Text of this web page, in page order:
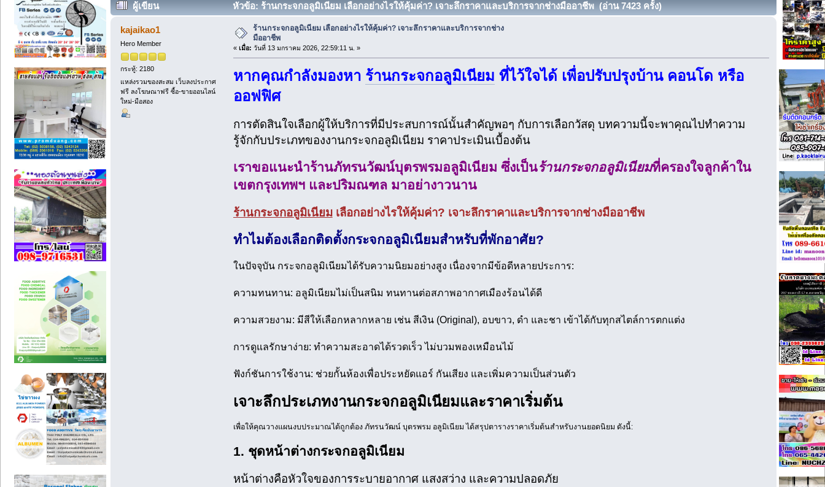
ผู้เขียน หัวข้อ: ร้านกระจกอลูมิเนียม เลือกอย่างไรให้คุ้มค่า? เจาะลึกราคาและบริการจากช่างมืออาชีพ (อ่าน 7423 ครั้ง)
kajaikao1
Hero Member
กระทู้: 2180
แหล่งรวมของสะสม เว็บลงประกาศ
ฟรี ลงโฆษณาฟรี ซื้อ-ขายออนไลน์
ใหม่-มือสอง
ร้านกระจกอลูมิเนียม เลือกอย่างไรให้คุ้มค่า? เจาะลึกราคาและบริการจากช่าง
มืออาชีพ
« เมื่อ: วันที่ 13 มกราคม 2026, 22:59:11 น. »
หากคุณกำลังมองหา ร้านกระจกอลูมิเนียม ที่ไว้ใจได้ เพื่อปรับปรุงบ้าน คอนโด หรือ
ออฟฟิศ
การตัดสินใจเลือกผู้ให้บริการที่มีประสบการณ์นั้นสำคัญพอๆ กับการเลือกวัสดุ บทความนี้จะพาคุณไปทำความ
รู้จักกับประเภทของงานกระจกอลูมิเนียม ราคาประเมินเบื้องต้น
เราขอแนะนำร้านภัทรนวัฒน์บุตรพรมอลูมิเนียม ซึ่งเป็นร้านกระจกอลูมิเนียมที่ครองใจลูกค้าใน
เขตกรุงเทพฯ และปริมณฑล มาอย่างาวนาน
ร้านกระจกอลูมิเนียมเลือกอย่างไรให้คุ้มค่า? เจาะลึกราคาและบริการจากช่างมืออาชีพ
ทำไมต้องเลือกติดตั้งกระจกอลูมิเนียมสำหรับที่พักอาศัย?
ในปัจจุบัน กระจกอลูมิเนียมได้รับความนิยมอย่างสูง เนื่องจากมีข้อดีหลายประการ:
ความทนทาน: อลูมิเนียมไม่เป็นสนิม ทนทานต่อสภาพอากาศเมืองร้อนได้ดี
ความสวยงาม: มีสีให้เลือกหลากหลาย เช่น สีเงิน (Original), อบขาว, ดำ และชา เข้าได้กับทุกสไตล์การตกแต่ง
การดูแลรักษาง่าย: ทำความสะอาดได้รวดเร็ว ไม่บวมพองเหมือนไม้
ฟังก์ชันการใช้งาน: ช่วยกั้นห้องเพื่อประหยัดแอร์ กันเสียง และเพิ่มความเป็นส่วนตัว
เจาะลึกประเภทงานกระจกอลูมิเนียมและราคาเริ่มต้น
เพื่อให้คุณวางแผนงบประมาณได้ถูกต้อง ภัทรนวัฒน์ บุตรพรม อลูมิเนียม ได้สรุปตารางราคาเริ่มต้นสำหรับงานยอดนิยม ดังนี้:
1. ชุดหน้าต่างกระจกอลูมิเนียม
หน้าต่างคือหัวใจของการระบายอากาศ แสงสว่าง และความปลอดภัย